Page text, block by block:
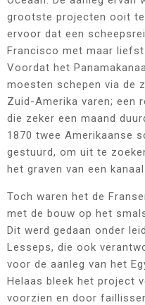
grootste projecten ooit
ervoor dat een
Francisco met maar
Voordat het
moesten schepen via de
Zuid-Amerika varen; een
die zeker een maand
1870 twee Amerikaanse
gestuurd, om uit te
het graven van een
Toch waren het de
met de bouw op het
Dit werd gedaan onder
Lesseps, die ook
voor de aanleg van het
Helaas bleek het project
voorzien en door